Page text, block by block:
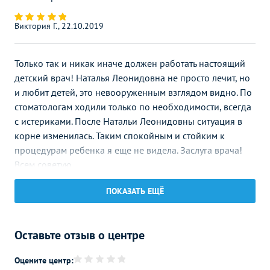
Виктория Г., 22.10.2019
Только так и никак иначе должен работать настоящий
детский врач! Наталья Леонидовна не просто лечит, но
и любит детей, это невооруженным взглядом видно. По
стоматологам ходили только по необходимости, всегда
с истериками. После Натальи Леонидовны ситуация в
корне изменилась. Таким спокойным и стойким к
процедурам ребенка я еще не видела. Заслуга врача!
Всем советую.
Вообще теперь не понимаю людей, которые боятся
живую. Сейчас анестезия такая, что вообще ничего не
ПОКАЗАТЬ ЕЩЁ
Оставьте отзыв о центре
Оцените центр: